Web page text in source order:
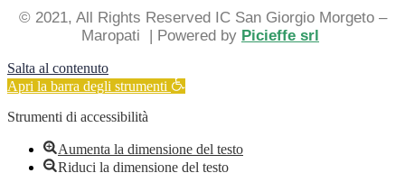
© 2021, All Rights Reserved IC San Giorgio Morgeto –
Maropati
| Powered by Picieffe srl
Salta al contenuto
Apri la barra degli strumenti
Strumenti di accessibilità
Aumenta la dimensione del testo
Riduci la dimensione del testo